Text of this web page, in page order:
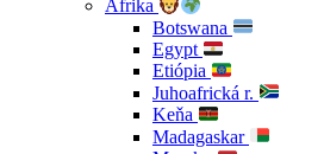
Afrika
Botswana
Egypt
Etiópia
Juhoafrická r.
Keňa
Madagaskar